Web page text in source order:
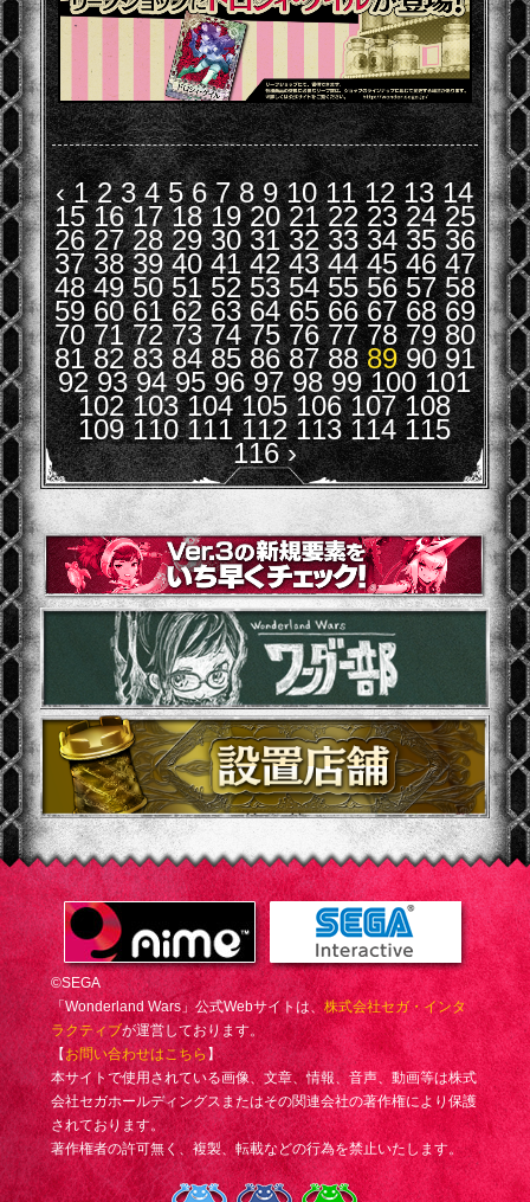
‹ 1 2 3 4 5 6 7 8 9 10 11 12 13 14
15 16 17 18 19 20 21 22 23 24 25
26 27 28 29 30 31 32 33 34 35 36
37 38 39 40 41 42 43 44 45 46 47
48 49 50 51 52 53 54 55 56 57 58
59 60 61 62 63 64 65 66 67 68 69
70 71 72 73 74 75 76 77 78 79 80
81 82 83 84 85 86 87 88 89 90 91
92 93 94 95 96 97 98 99 100 101
102 103 104 105 106 107 108
109 110 111 112 113 114 115
116 ›
©SEGA
「Wonderland Wars」公式Webサイトは、株式会社セガ・インタ
ラクティブが運営しております。
【お問い合わせはこちら】
本サイトで使用されている画像、文章、情報、音声、動画等は株式
会社セガホールディングスまたはその関連会社の著作権により保護
されております。
著作権者の許可無く、複製、転載などの行為を禁止いたします。